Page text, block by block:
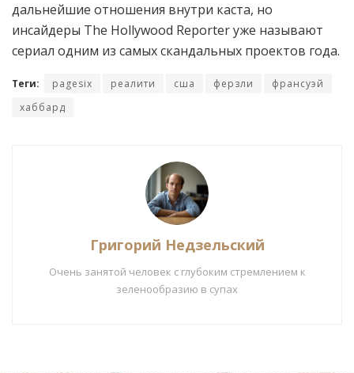
дальнейшие отношения внутри каста, но
инсайдеры The Hollywood Reporter уже называют
сериал одним из самых скандальных проектов года.
Теги: pagesix реалити сша ферзли
франсуэй
хаббард
Григорий Недзельский
Очень занятой человек с глубоким стремлением к
зеленообразию в супах